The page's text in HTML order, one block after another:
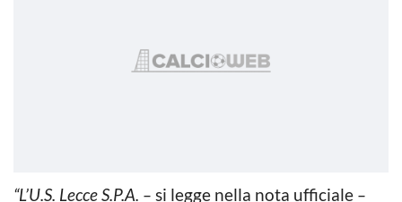
“L’U.S. Lecce S.P.A. – si legge nella nota ufficiale –